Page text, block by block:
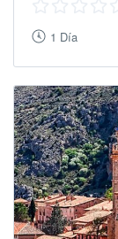
1 Día